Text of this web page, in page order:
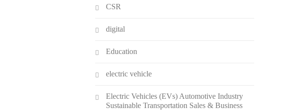
CSR
digital
Education
electric vehicle
Electric Vehicles (EVs) Automotive Industry
Sustainable Transportation Sales & Business